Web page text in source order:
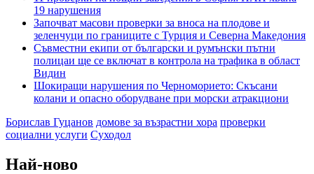
19 нарушения
Започват масови проверки за вноса на плодове и
зеленчуци по границите с Турция и Северна Македония
Съвместни екипи от български и румънски пътни
полицаи ще се включат в контрола на трафика в област
Видин
Шокиращи нарушения по Черноморието: Скъсани
колани и опасно оборудване при морски атракциони
Борислав Гуцанов домове за възрастни хора проверки
социални услуги Суходол
Най-ново